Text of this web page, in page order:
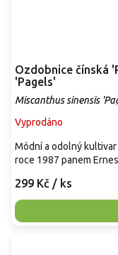
Ozdobnice čínská
'Pagels'
Miscanthus sinensis
Vyprodáno
299 Kč / ks
Módní a odolný
roce 1987 panem